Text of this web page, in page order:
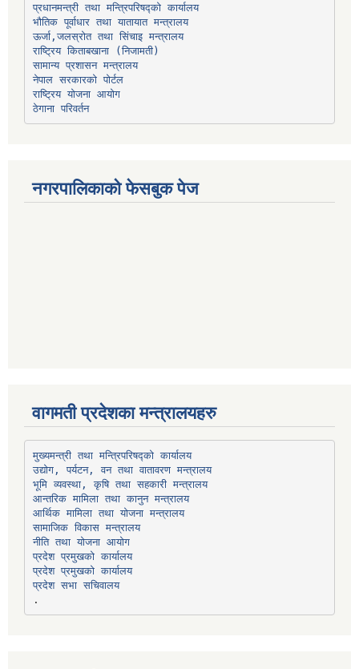
प्रधानमन्त्री तथा मन्त्रिपरिषद्को कार्यालय
भौतिक पूर्वाधार तथा यातायात मन्त्रालय
ऊर्जा,जलस्रोत तथा सिंचाइ मन्त्रालय
सामान्य प्रशासन मन्त्रालय
नेपाल सरकारको पोर्टल
राष्ट्रिय योजना आयोग
ठेगाना परिवर्तन
नगरपालिकाको फेसबुक पेज
वागमती प्रदेशका मन्त्रालयहरु
मुख्यमन्त्री तथा मन्त्रिपरिषद्को कार्यालय
उद्योग, पर्यटन, वन तथा वातावरण मन्त्रालय
भूमि व्यवस्था, कृषि तथा सहकारी मन्त्रालय
आन्तरिक मामिला तथा कानुन मन्त्रालय
आर्थिक मामिला तथा योजना मन्त्रालय
सामाजिक विकास मन्त्रालय
नीति तथा योजना आयोग
प्रदेश प्रमुखको कार्यालय
प्रदेश प्रमुखको कार्यालय
प्रदेश सभा सचिवालय